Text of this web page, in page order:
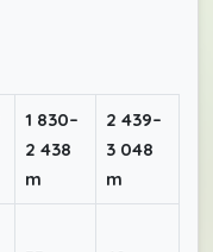
1 830–
2 438
m
2 439–
3 048
m